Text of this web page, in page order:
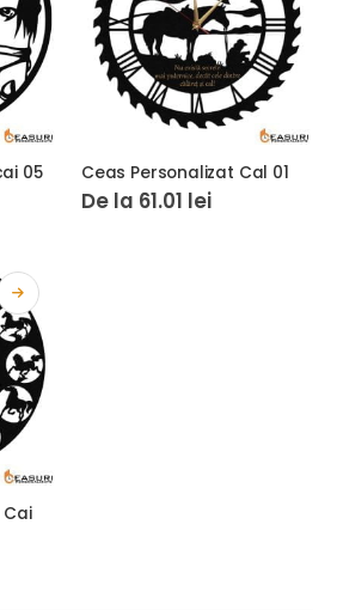
05 Ceas Personalizat Cal 01
De la 61.01 lei
Cai